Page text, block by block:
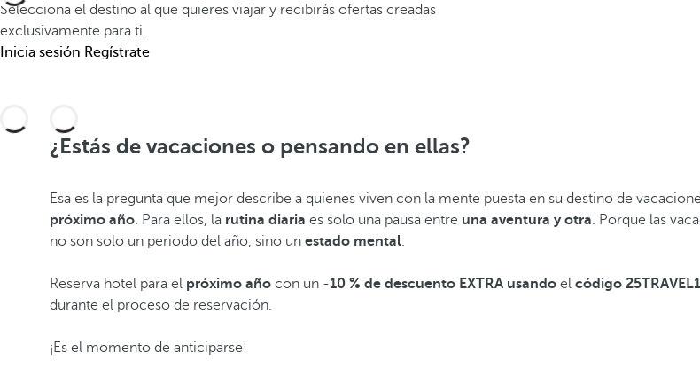
Selecciona el destino al que quieres viajar y recibirás ofertas creadas
exclusivamente para ti.
Inicia sesión Regístrate
¿Estás de vacaciones o pensando en ellas?
Esa es la pregunta que mejor describe a quienes viven con la mente puesta en su destino de
próximo año. Para ellos, la rutina diaria es solo una pausa entre una aventura y otra. Porque las
no son solo un periodo del año, sino un estado mental.
Reserva hotel para el próximo año con un -10 % de descuento EXTRA usando el código
durante el proceso de reservación.
¡Es el momento de anticiparse!